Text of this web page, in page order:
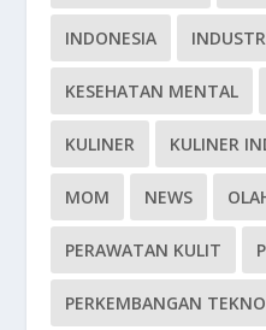
INDONESIA
KESEHATAN MENTAL
KULINER KULINER
MOM NEWS
PERAWATAN KULIT
PERKEMBANGAN